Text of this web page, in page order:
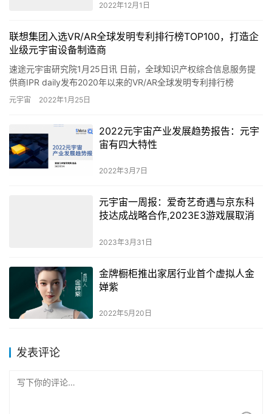
2022年12月1日
联想集团入选VR/AR全球发明专利排行榜TOP100，打造企
业级元宇宙设备制造商
速途元宇宙研究院1月25日讯 日前，全球知识产权综合信息服务提
供商IPR daily发布2020年以来的VR/AR全球发明专利排行榜
TOP100。该榜单截取了2020年1月至202…
元宇宙 2022年1月25日
2022元宇宙产业发展趋势报告：元宇
宙有四大特性
2022年3月7日
元宇宙一周报：爱奇艺奇遇与京东科
技达成战略合作,2023E3游戏展取消
2023年3月31日
金牌橱柜推出家居行业首个虚拟人金
婵紫
2022年5月20日
发表评论